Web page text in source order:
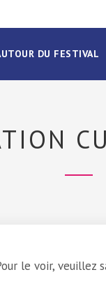
DU FESTIVAL
le voir, veuillez